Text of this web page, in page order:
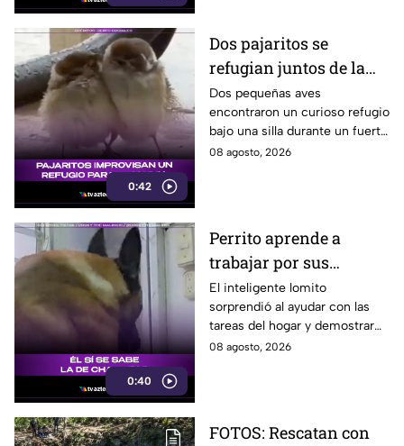
0:42
Dos pajaritos se
refugian juntos de la
lluvia y se vuelven
virales
Dos pequeñas aves
encontraron un curioso refugio
bajo una silla durante un fuerte
aguacero y conmovieron a
08 agosto, 2026
0:40
Perrito aprende a
trabajar por sus
premios y se vuelve
viral
El inteligente lomito
sorprendió al ayudar con las
tareas del hogar y demostrar
que ya conoce la fórmula:
08 agosto, 2026
FOTOS: Rescatan con